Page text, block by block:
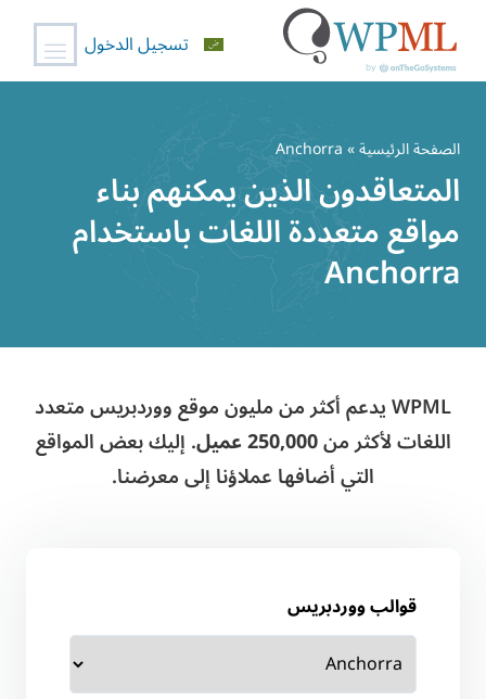
المحتوى
تسجيل الدخول
الصفحة الرئيسية» Anchorra
المتعاقدون الذين يمكنهم بناء
مواقع متعددة اللغات باستخدام
Anchorra
WPML يدعم أكثر من مليون موقع ووردبريس متعدد
اللغات لأكثر من250,000 عميل
. إليك بعض المواقع
التي أضافها عملاؤنا إلى معرضنا.
قوالب ووردبريس